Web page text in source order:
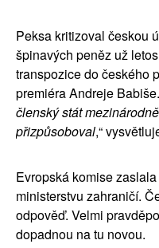
Peksa kritizoval českou
špinavých peněz už
transpozice do českého
premiéra Andreje
členský stát
přizpůsoboval,“
Evropská komise
ministerstvu zahraničí.
odpověď. Velmi
dopadnou na tu novou.